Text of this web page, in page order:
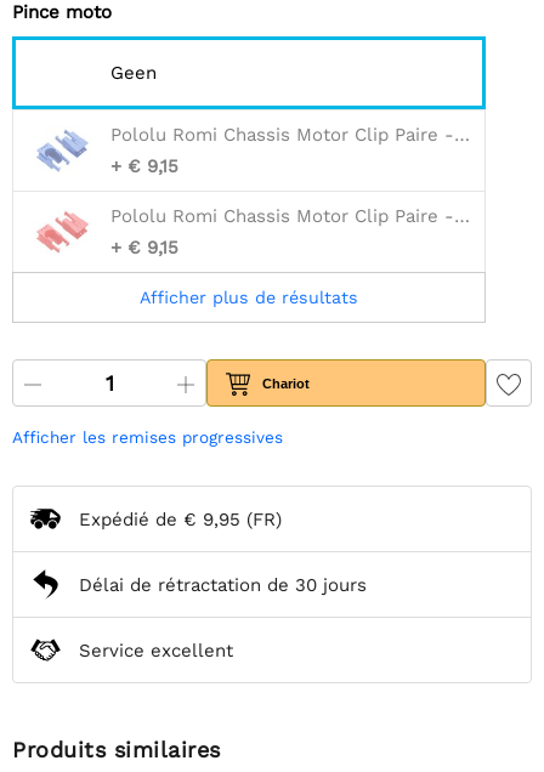
Pince moto
Geen
Pololu Romi Chassis Motor Clip Paire - Bleu
+ € 9,15
Pololu Romi Chassis Motor Clip Paire - Rouge
+ € 9,15
Afficher plus de résultats
Chariot
Afficher les remises progressives
Expédié de € 9,95 (FR)
Délai de rétractation de 30 jours
Service excellent
Produits similaires